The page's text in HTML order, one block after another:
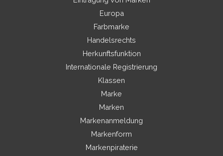
Europa
Farbmarke
Handelsrechts
Herkunftsfunktion
Internationale Registrierung
Klassen
Marke
Marken
Markenanmeldung
Markenform
Markenpiraterie